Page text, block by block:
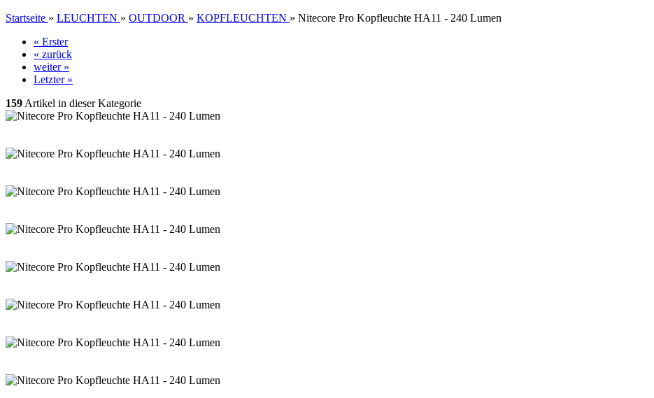
Startseite » LEUCHTEN » OUTDOOR » KOPFLEUCHTEN » Nitecore Pro Kopfleuchte HA11 - 240 Lumen
« Erster
« zurück
weiter »
Letzter »
159 Artikel in dieser Kategorie